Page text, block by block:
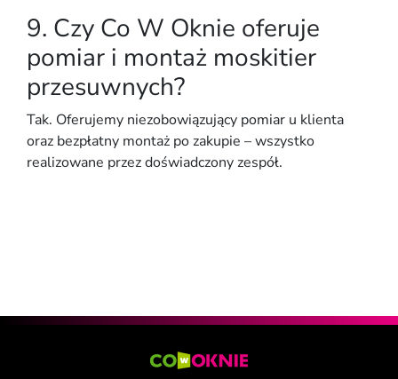
9. Czy Co W Oknie oferuje
pomiar i montaż moskitier
przesuwnych?
Tak. Oferujemy niezobowiązujący pomiar u klienta
oraz bezpłatny montaż po zakupie – wszystko
realizowane przez doświadczony zespół.